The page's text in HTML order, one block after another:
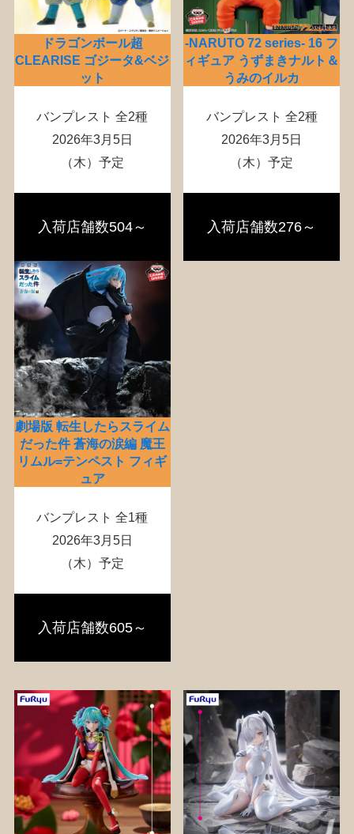
ドラゴンボール超
CLEARISE ゴジータ&ベジ
ット
-NARUTO 72 series- 16 フ
ィギュア うずまきナルト＆
うみのイルカ
バンプレスト 全2種
2026年3月5日
（木）予定
バンプレスト 全2種
2026年3月5日
（木）予定
入荷店舗数504～ 入荷店舗数276～
劇場版 転生したらスライム
だった件 蒼海の涙編 魔王
リムル=テンペスト フィギ
ュア
バンプレスト 全1種
2026年3月5日
（木）予定
入荷店舗数605～